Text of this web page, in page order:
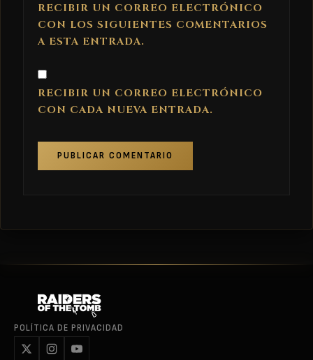
RECIBIR UN CORREO ELECTRÓNICO
CON LOS SIGUIENTES COMENTARIOS
A ESTA ENTRADA.
RECIBIR UN CORREO ELECTRÓNICO
CON CADA NUEVA ENTRADA.
POLÍTICA DE PRIVACIDAD